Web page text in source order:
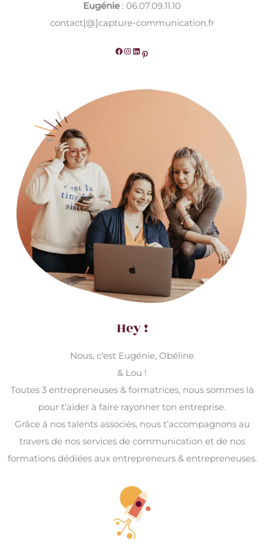
Eugénie : 06.07.09.11.10
contact[@]capture-communication.fr
Facebook Instagram LinkedIn Pinterest
Hey !
Nous, c'est Eugénie, Obéline
& Lou !
Toutes 3 entrepreneuses & formatrices, nous sommes là
pour t’aider à faire rayonner ton entreprise.
Grâce à nos talents associés, nous t’accompagnons au
travers de nos services de communication et de nos
formations dédiées aux entrepreneurs & entrepreneuses.